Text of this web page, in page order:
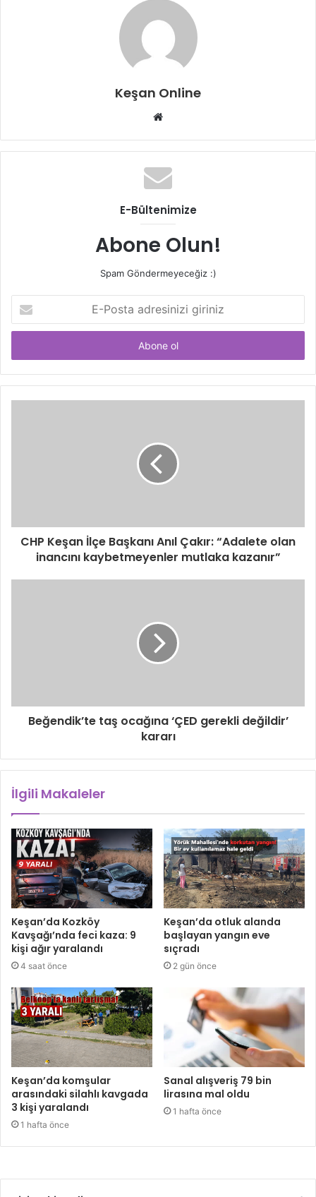
Keşan Online
Web
E-Bültenimize
Abone Olun!
Spam Göndermeyeceğiz :)
Posta
adresinizi
CHP Keşan İlçe Başkanı Anıl Çakır: “Adalete olan
inancını kaybetmeyenler mutlaka kazanır”
Beğendik’te taş ocağına ‘ÇED gerekli değildir’
kararı
İlgili Makaleler
Keşan’da Kozköy
Kavşağı’nda feci kaza: 9
kişi ağır yaralandı
4 saat önce
Keşan’da otluk alanda
başlayan yangın eve
sıçradı
2 gün önce
Keşan’da komşular
arasındaki silahlı kavgada
3 kişi yaralandı
1 hafta önce
Sanal alışveriş 79 bin
lirasına mal oldu
1 hafta önce